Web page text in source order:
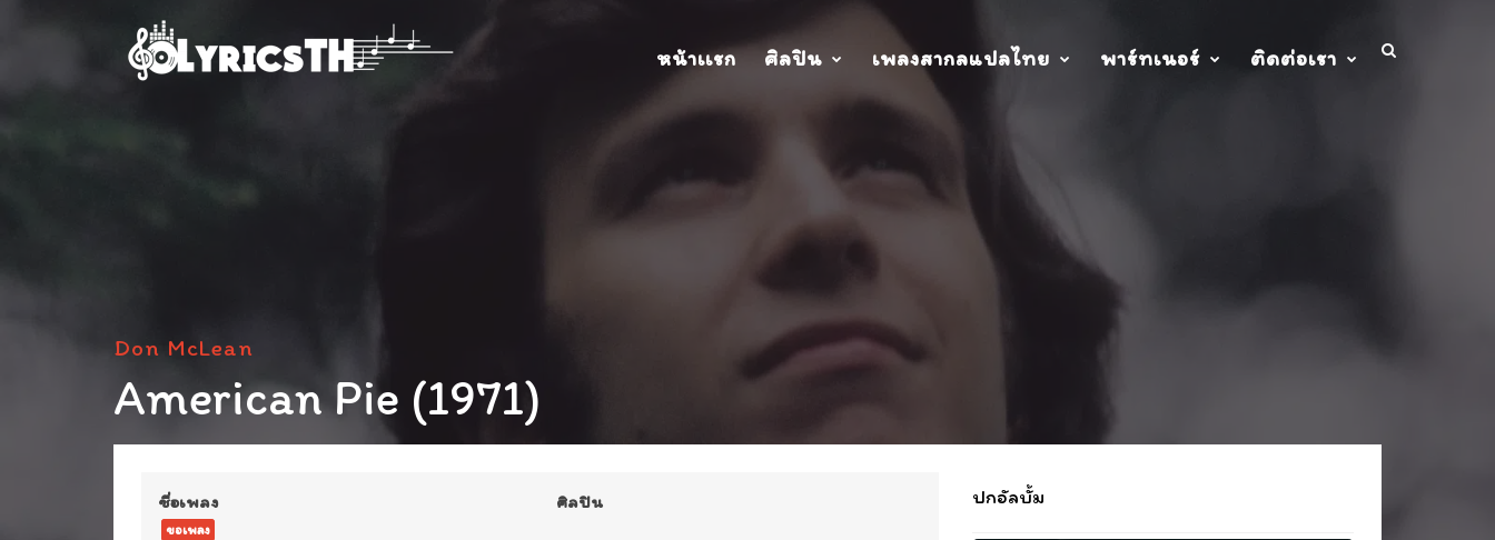
หน้าเเรก ศิลปิน เพลงสากลแปลไทย พาร์ทเนอร์ ติดต่อเรา
Don McLean
American Pie (1971)
ชื่อเพลง
ขอเพลง
ศิลปิน ปกอัลบั้ม